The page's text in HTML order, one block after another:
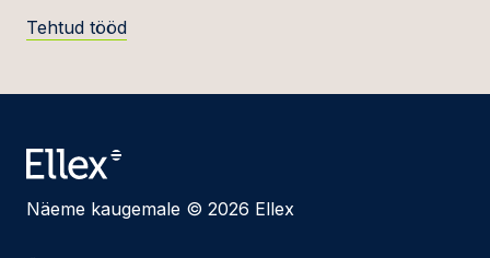
Tehtud tööd
Näeme kaugemale © 2026 Ellex